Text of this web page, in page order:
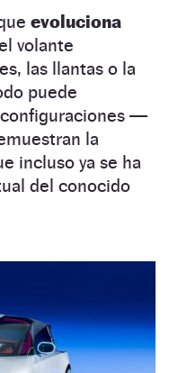
evoluciona
volante
las llantas o la
puede
—
la
incluso ya se ha
del conocido